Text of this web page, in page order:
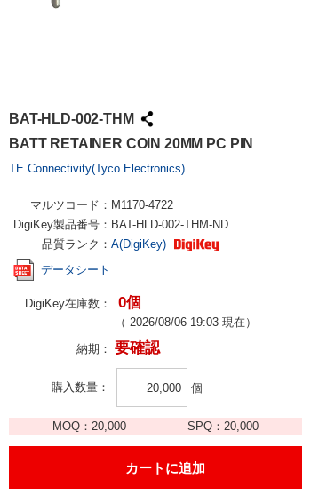
BAT-HLD-002-THM
BATT RETAINER COIN 20MM PC PIN
TE Connectivity(Tyco Electronics)
マルツコード： M1170-4722
DigiKey製品番号： BAT-HLD-002-THM-ND
品質ランク： A(DigiKey)
データシート
DigiKey在庫数： 0個
（ 2026/08/06 19:03 現在）
納期： 要確認
購入数量 個
MOQ：20,000 SPQ： 20,000